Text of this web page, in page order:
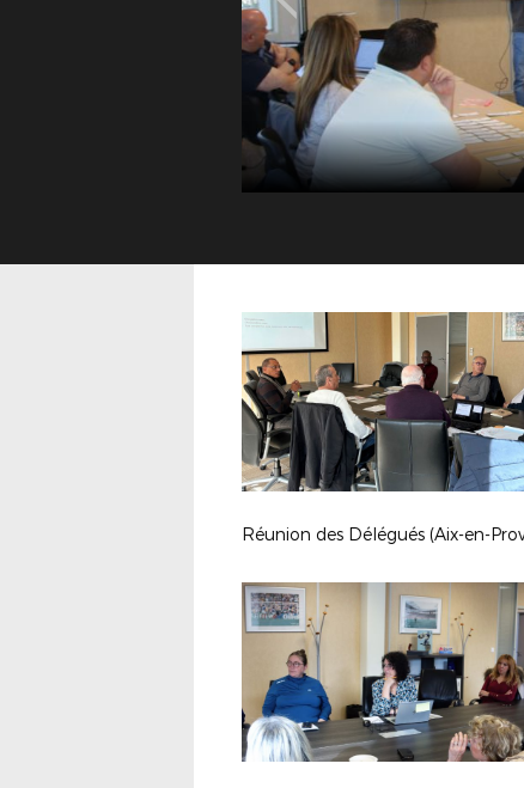
Réunion des Délégués (Aix-en-